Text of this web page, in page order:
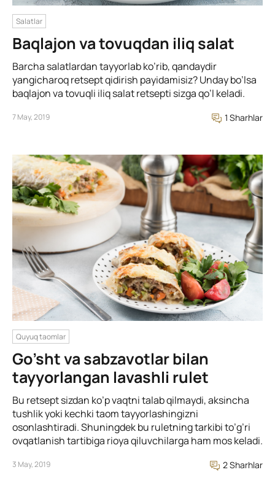
Salatlar
Baqlajon va tovuqdan iliq salat
Barcha salatlardan tayyorlab ko’rib, qandaydir
yangicharoq retsept qidirish payidamisiz? Unday bo’lsa
baqlajon va tovuqli iliq salat retsepti sizga qo’l keladi.
7 May, 2019 1 Sharhlar
Quyuq taomlar
Go’sht va sabzavotlar bilan
tayyorlangan lavashli rulet
Bu retsept sizdan ko’p vaqtni talab qilmaydi, aksincha
tushlik yoki kechki taom tayyorlashingizni
osonlashtiradi. Shuningdek bu ruletning tarkibi to’g’ri
ovqatlanish tartibiga rioya qiluvchilarga ham mos keladi.
3 May, 2019 2 Sharhlar